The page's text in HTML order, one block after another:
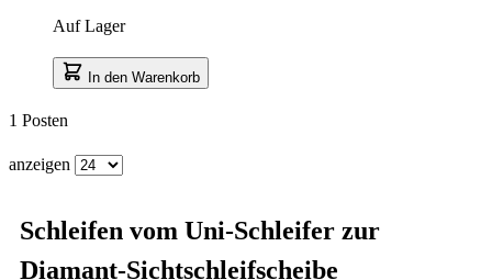
Auf Lager
In den Warenkorb
1 Posten
anzeigen
Schleifen vom Uni-Schleifer zur
Diamant-Sichtschleifscheibe